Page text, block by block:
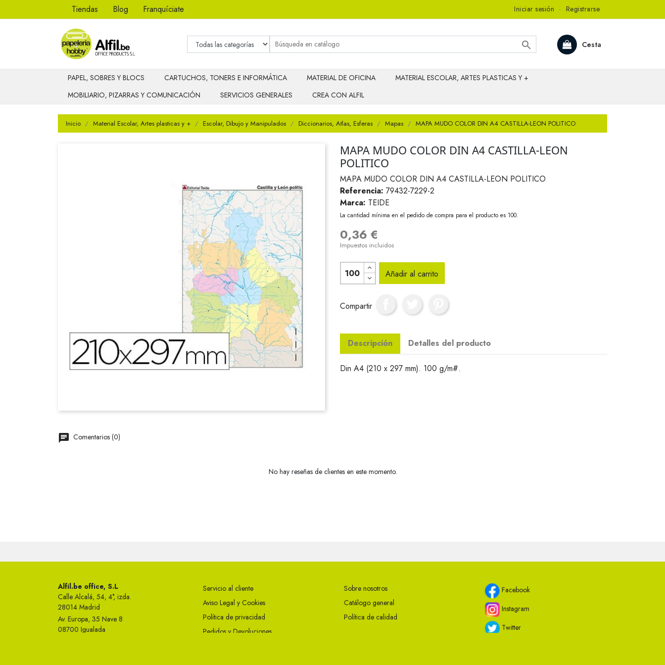
Tiendas Blog Franquíciate Iniciar sesión · Registrarse
Cesta

PAPEL, SOBRES Y BLOCS CARTUCHOS, TONERS E INFORMÁTICA MATERIAL DE OFICINA
MATERIAL ESCOLAR, ARTES PLASTICAS Y +
MOBILIARIO, PIZARRAS Y COMUNICACIÓN
SERVICIOS GENERALES CREA CON ALFIL
Inicio Material Escolar, Artes plasticas y + Escolar, Dibujo y Manipulados Diccionarios, Atlas, Esferas Mapas MAPA MUDO COLOR DIN A4 CASTILLA-LEON POLITICO
MAPA MUDO COLOR DIN A4 CASTILLA-LEON
POLITICO
MAPA MUDO COLOR DIN A4 CASTILLA-LEON POLITICO
Referencia: 79432-7229-2
Marca: TEIDE
La cantidad mínima en el pedido de compra para el producto es 100.
0,36 €
Impuestos incluidos
Añadir al carrito
Compartir
Descripción Detalles del producto
Din A4 (210 x 297 mm). 100 g/m#.
Comentarios (0)
No hay reseñas de clientes en este momento.
Alfil.be office, S.L
Calle Alcalá, 54, 4°, izda.
28014 Madrid
Av. Europa, 35 Nave 8
08700 Igualada
Servicio al cliente
Aviso Legal y Cookies
Política de privacidad
Pedidos y Devoluciones
Sobre nosotros
Catálogo general
Política de calidad
Facebook
Instagram
Twitter